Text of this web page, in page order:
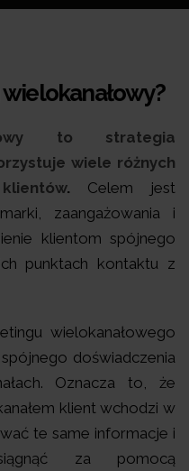
to strategia
wiele różnych
. Celem jest
zaangażowania i
klientom spójnego
punktach kontaktu z
wielokanałowego
doświadczenia
Oznacza to, że
klient wchodzi w
te same informacje i
za pomocą